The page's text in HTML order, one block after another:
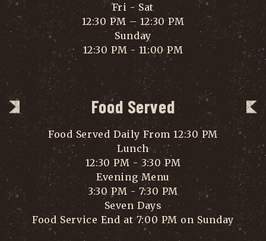
Fri - Sat
12:30 PM – 12:30 PM
Sunday
12:30 PM - 11:00 PM
Food Served
Food Served Daily From 12:30 PM
Lunch
12:30 PM - 3:30 PM
Evening Menu
3:30 PM - 7:30 PM
Seven Days
Food Service End at 7:00 PM on Sunday